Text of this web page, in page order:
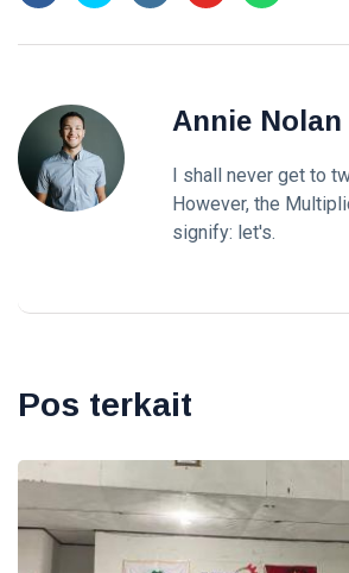
Annie Nolan
I shall never get to
However, the
signify: let's.
Pos terkait